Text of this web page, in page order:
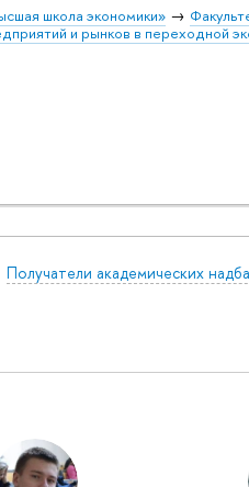
школа экономики»
и рынков в переходной
Получатели академических